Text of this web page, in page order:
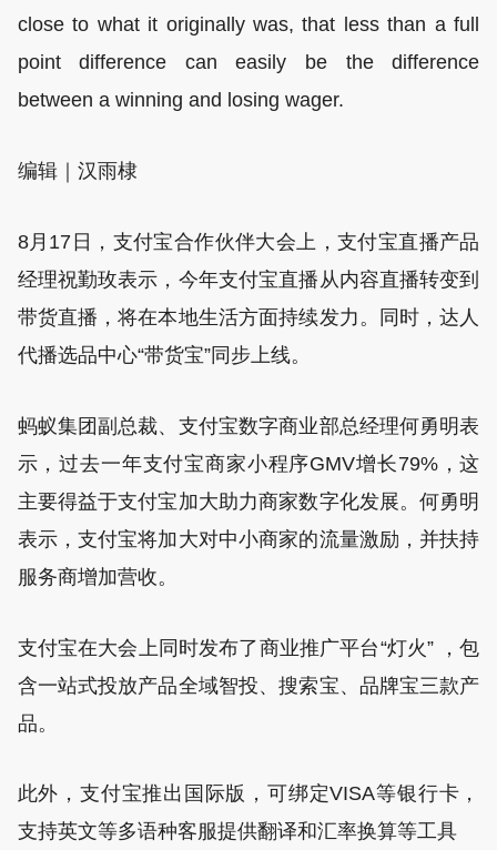
close to what it originally was, that less than a full
point difference can easily be the difference
between a winning and losing wager.
编辑｜汉雨棣
8月17日，支付宝合作伙伴大会上，支付宝直播产品
经理祝勤玫表示，今年支付宝直播从内容直播转变到
带货直播，将在本地生活方面持续发力。同时，达人
代播选品中心“带货宝”同步上线。
蚂蚁集团副总裁、支付宝数字商业部总经理何勇明表
示，过去一年支付宝商家小程序GMV增长79%，这
主要得益于支付宝加大助力商家数字化发展。何勇明
表示，支付宝将加大对中小商家的流量激励，并扶持
服务商增加营收。
支付宝在大会上同时发布了商业推广平台“灯火” ，包
含一站式投放产品全域智投、搜索宝、品牌宝三款产
品。
此外，支付宝推出国际版，可绑定VISA等银行卡，
支持英文等多语种客服提供翻译和汇率换算等工具